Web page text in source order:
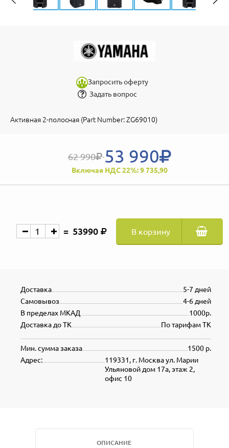
Запросить оферту
Задать вопрос
Активная 2-полосная (Part Number: ZG69010)
62 990 53 990
Включая НДС 22%: 9 735,90
53990 В корзину
5-7 дней
Доставка
4-6 дней
Самовывоз
1000р.
В пределах МКАД
По тарифам ТК
Доставка до ТК
1500 р.
Мин. сумма заказа
119331, г. Москва ул. Марии
Ульяновой дом 17а, этаж 2,
офис 10
Адрес:
ОПИСАНИЕ